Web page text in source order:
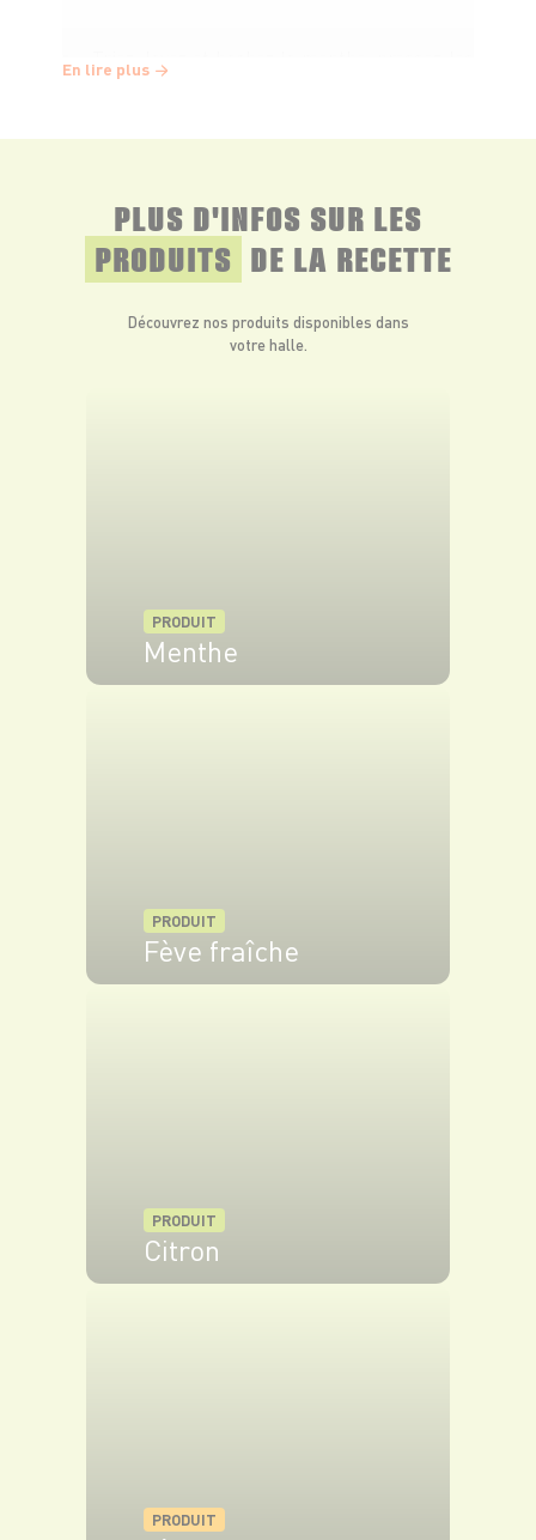
citrons.
Servez cette purée tiède ou froide.
En lire plus
PLUS D'INFOS SUR LES
PRODUITS DE LA RECETTE
Découvrez nos produits disponibles dans
votre halle.
PRODUIT
Menthe
PRODUIT
Fève fraîche
PRODUIT
Citron
PRODUIT